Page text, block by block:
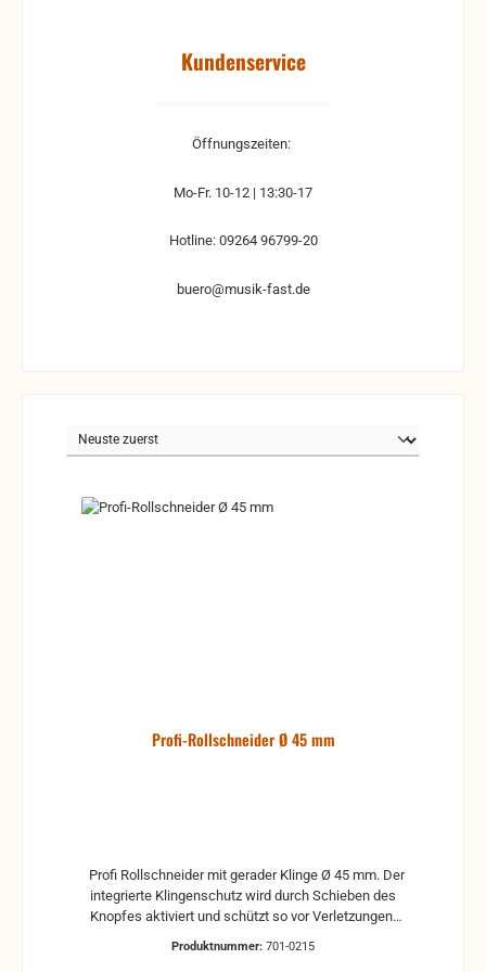
Kundenservice
Öffnungszeiten:
Mo-Fr. 10-12 | 13:30-17
Hotline: 09264 96799-20
buero@musik-fast.de
Profi-Rollschneider Ø 45 mm
integrierte Klingenschutz wird durch Schieben des
Knopfes aktiviert und schützt so vor Verletzungen.
Produktnummer: 701-0215